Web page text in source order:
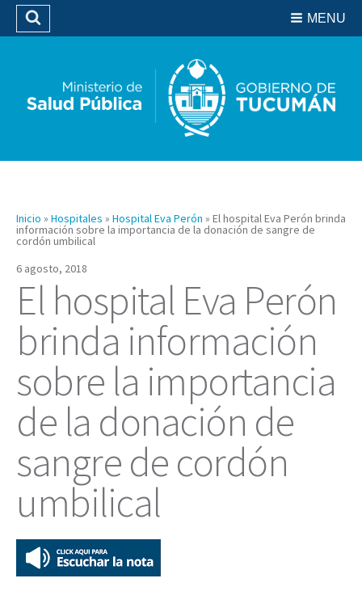
Biblioteca
MENU
Buscar
Inicio » Hospitales » Hospital Eva Perón » El hospital Eva Perón brinda
información sobre la importancia de la donación de sangre de
cordón umbilical
6 agosto, 2018
El hospital Eva Perón
brinda información
sobre la importancia
de la donación de
sangre de cordón
umbilical